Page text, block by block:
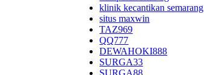
klinik kecantikan semarang
situs maxwin
TAZ969
QQ777
DEWAHOKI888
SURGA33
SURGA88